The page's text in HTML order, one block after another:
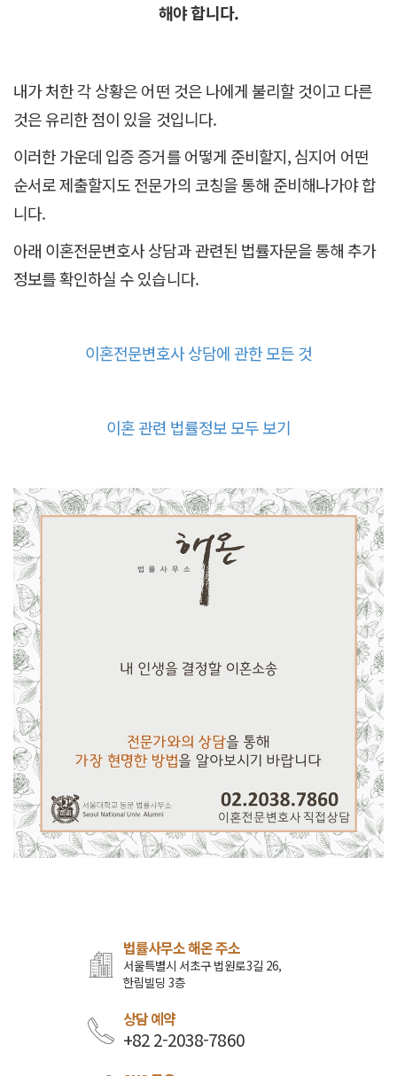
해야 합니다.
내가 처한 각 상황은 어떤 것은 나에게 불리할 것이고 다른
것은 유리한 점이 있을 것입니다.
이러한 가운데 입증 증거를 어떻게 준비할지, 심지어 어떤
순서로 제출할지도 전문가의 코칭을 통해 준비해나가야 합
니다.
아래 이혼전문변호사 상담과 관련된 법률자문을 통해 추가
정보를 확인하실 수 있습니다.
이혼전문변호사 상담에 관한 모든 것
이혼 관련 법률정보 모두 보기
법률사무소 해온 주소
서울특별시 서초구 법원로3길 26,
한림빌딩 3층
상담 예약
+82 2-2038-7860